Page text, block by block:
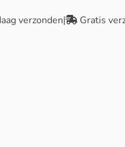
verzonden| Gratis